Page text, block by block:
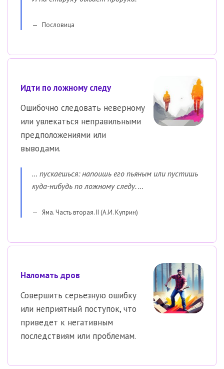
Пословица
Идти по ложному следу
Ошибочно следовать неверному
или увлекаться неправильными
предположениями или
выводами.
… пускаешься: напоишь его пьяным или пустишь
куда-нибудь по ложному следу. …
Яма. Часть вторая. II (А.И. Куприн)
Наломать дров
Совершить серьезную ошибку
или неприятный поступок, что
приведет к негативным
последствиям или проблемам.